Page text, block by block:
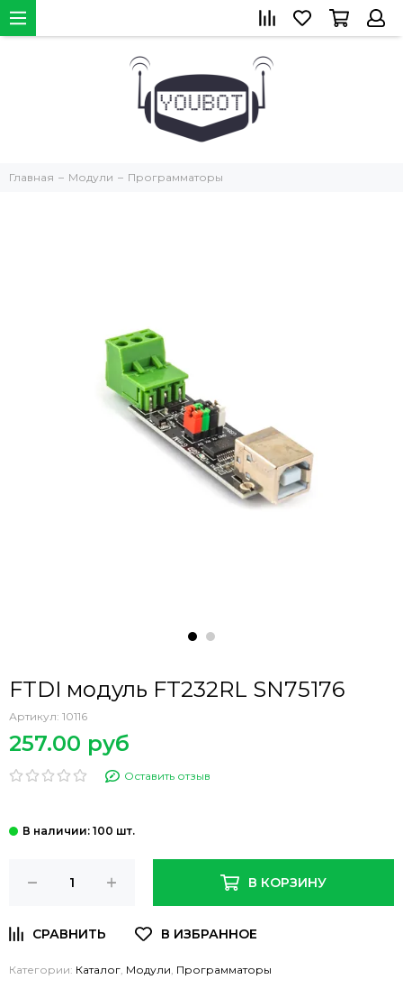
Главная Модули Программаторы
FTDI модуль FT232RL SN75176
Артикул: 10116
257.00 руб
Оставить отзыв
: 100 шт.
В КОРЗИНУ
Категории: Каталог, Модули, Программаторы